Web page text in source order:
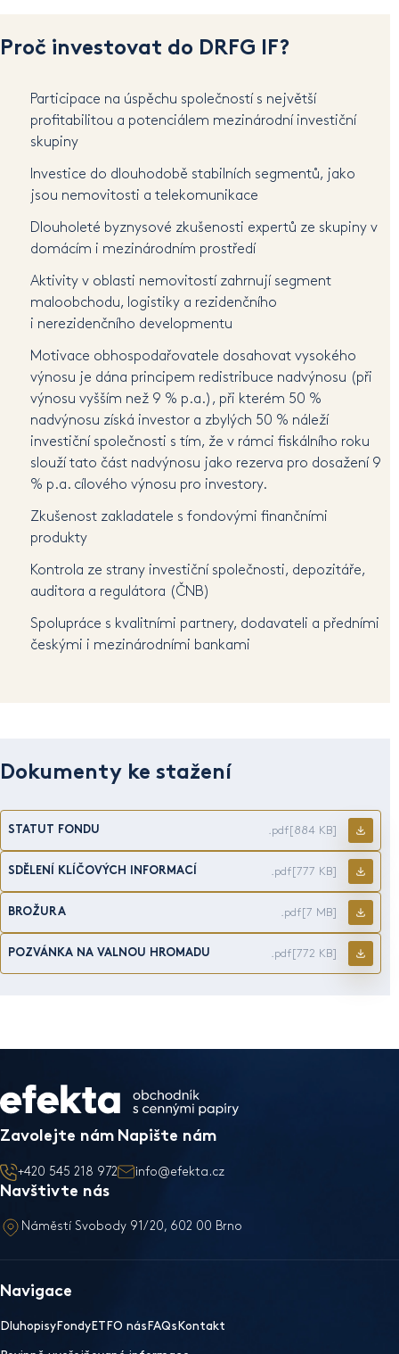
Proč investovat do DRFG IF?
Participace na úspěchu společností s největší
profitabilitou a potenciálem mezinárodní investiční
skupiny
Investice do dlouhodobě stabilních segmentů, jako
jsou nemovitosti a telekomunikace
Dlouholeté byznysové zkušenosti expertů ze skupiny v
domácím i mezinárodním prostředí
Aktivity v oblasti nemovitostí zahrnují segment
maloobchodu, logistiky a rezidenčního
i nerezidenčního developmentu
Motivace obhospodařovatele dosahovat vysokého
výnosu je dána principem redistribuce nadvýnosu (při
výnosu vyšším než 9 % p.a.), při kterém 50 %
nadvýnosu získá investor a zbylých 50 % náleží
investiční společnosti s tím, že v rámci fiskálního roku
slouží tato část nadvýnosu jako rezerva pro dosažení 9
% p.a. cílového výnosu pro investory.
Zkušenost zakladatele s fondovými finančními
produkty
Kontrola ze strany investiční společnosti, depozitáře,
auditora a regulátora (ČNB)
Spolupráce s kvalitními partnery, dodavateli a předními
českými i mezinárodními bankami
Dokumenty ke stažení
STATUT FONDU .pdf [884 KB]
SDĚLENÍ KLÍČOVÝCH INFORMACÍ .pdf [777 KB]
BROŽURA .pdf [7 MB]
POZVÁNKA NA VALNOU HROMADU .pdf [772 KB]
Zavolejte nám
+420 545 218 972
Napište nám
info@efekta.cz
Navštivte nás
Náměstí Svobody 91/20, 602 00 Brno
Navigace
Dluhopisy Fondy ETFO nás FAQs Kontakt